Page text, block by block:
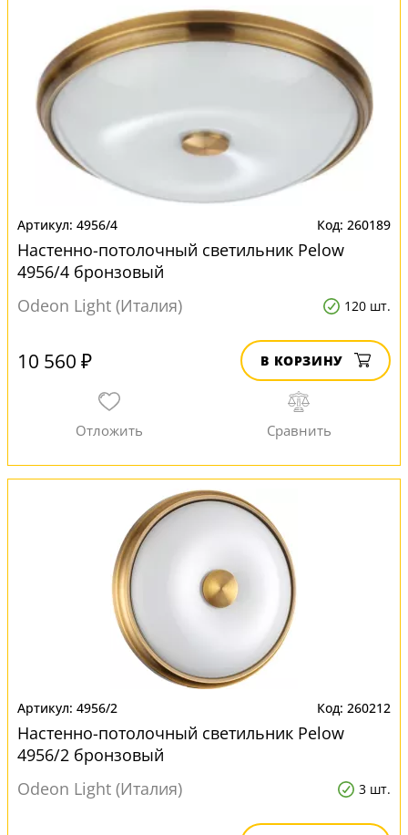
4956/4 260189
Настенно-потолочный светильник Pelow
4956/4 бронзовый
Odeon Light (Италия)
120 шт.
10 560 ₽ В КОРЗИНУ
4956/2 260212
Настенно-потолочный светильник Pelow
4956/2 бронзовый
Odeon Light (Италия)
3 шт.